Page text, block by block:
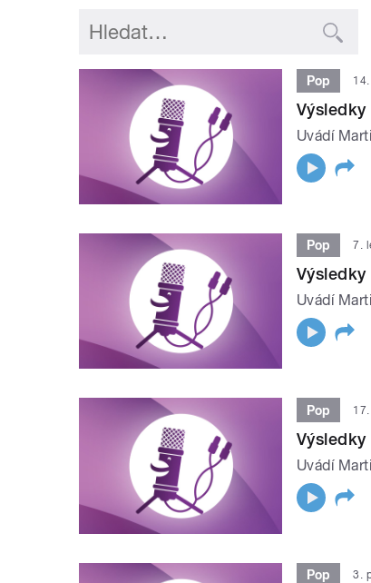
Pop
Uvádí
Pop 7.
Uvádí
Pop
Uvádí
Pop 3.